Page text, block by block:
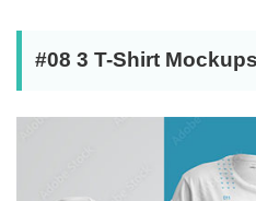
#08 3 T-Shirt Mockups